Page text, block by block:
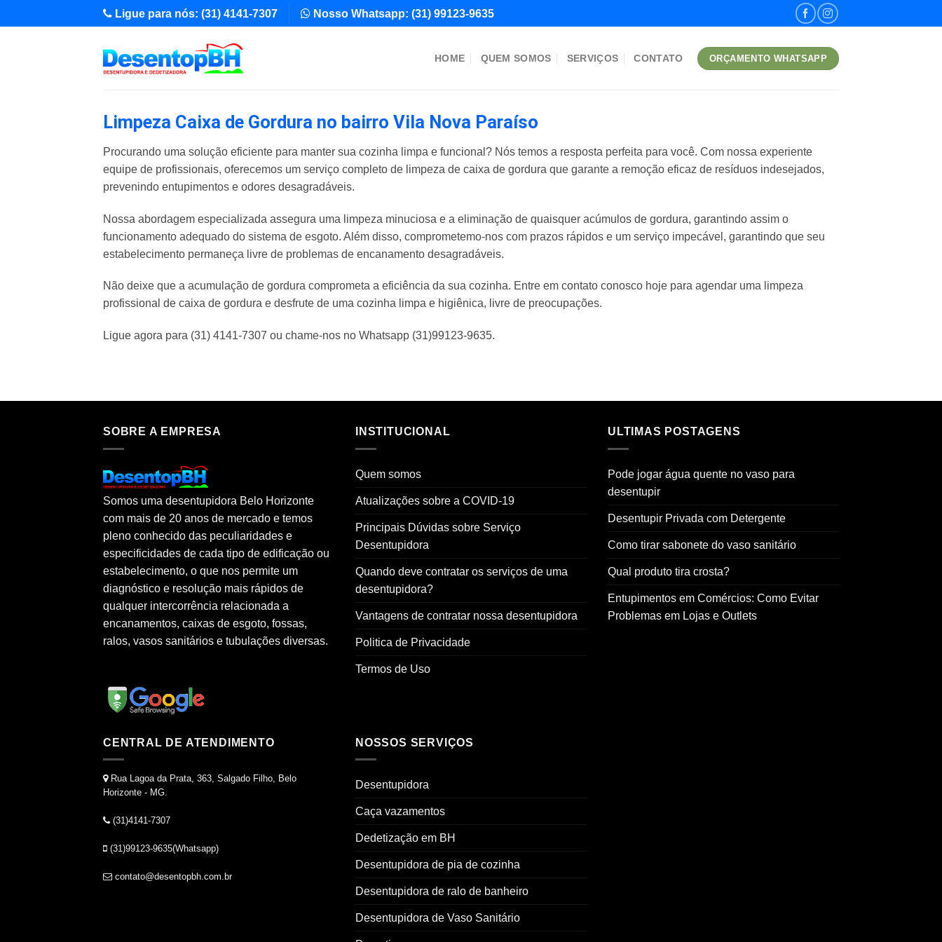
to
Ligue para nós: (31) 4141-7307 Nosso Whatsapp: (31) 99123-9635
HOME QUEM SOMOS SERVIÇOS CONTATO ORÇAMENTO WHATSAPP
Limpeza Caixa de Gordura no bairro Vila Nova Paraíso
Procurando uma solução eficiente para manter sua cozinha limpa e funcional? Nós temos a resposta perfeita para você. Com nossa experiente
equipe de profissionais, oferecemos um serviço completo de limpeza de caixa de gordura que garante a remoção eficaz de resíduos indesejados,
prevenindo entupimentos e odores desagradáveis.
Nossa abordagem especializada assegura uma limpeza minuciosa e a eliminação de quaisquer acúmulos de gordura, garantindo assim o
funcionamento adequado do sistema de esgoto. Além disso, comprometemo-nos com prazos rápidos e um serviço impecável, garantindo que seu
estabelecimento permaneça livre de problemas de encanamento desagradáveis.
Não deixe que a acumulação de gordura comprometa a eficiência da sua cozinha. Entre em contato conosco hoje para agendar uma limpeza
profissional de caixa de gordura e desfrute de uma cozinha limpa e higiênica, livre de preocupações.
Ligue agora para (31) 4141-7307 ou chame-nos no Whatsapp (31)99123-9635.
SOBRE A EMPRESA
Somos uma desentupidora Belo Horizonte
com mais de 20 anos de mercado e temos
pleno conhecido das peculiaridades e
especificidades de cada tipo de edificação ou
estabelecimento, o que nos permite um
diagnóstico e resolução mais rápidos de
qualquer intercorrência relacionada a
encanamentos, caixas de esgoto, fossas,
ralos, vasos sanitários e tubulações diversas.
INSTITUCIONAL
Quem somos
Atualizações sobre a COVID-19
Principais Dúvidas sobre Serviço
Desentupidora
Quando deve contratar os serviços de uma
desentupidora?
Vantagens de contratar nossa desentupidora
Politica de Privacidade
Termos de Uso
ULTIMAS POSTAGENS
Pode jogar água quente no vaso para
desentupir
Desentupir Privada com Detergente
Como tirar sabonete do vaso sanitário
Qual produto tira crosta?
Entupimentos em Comércios: Como Evitar
Problemas em Lojas e Outlets
CENTRAL DE ATENDIMENTO
Rua Lagoa da Prata, 363, Salgado Filho, Belo
Horizonte - MG.
(31)4141-7307
(31)99123-9635(Whatsapp)
contato@desentopbh.com.br
NOSSOS SERVIÇOS
Desentupidora
Caça vazamentos
Dedetização em BH
Desentupidora de pia de cozinha
Desentupidora de ralo de banheiro
Desentupidora de Vaso Sanitário